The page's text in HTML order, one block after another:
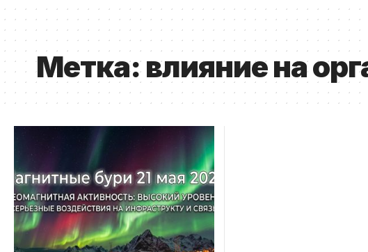
Метка:влияние на